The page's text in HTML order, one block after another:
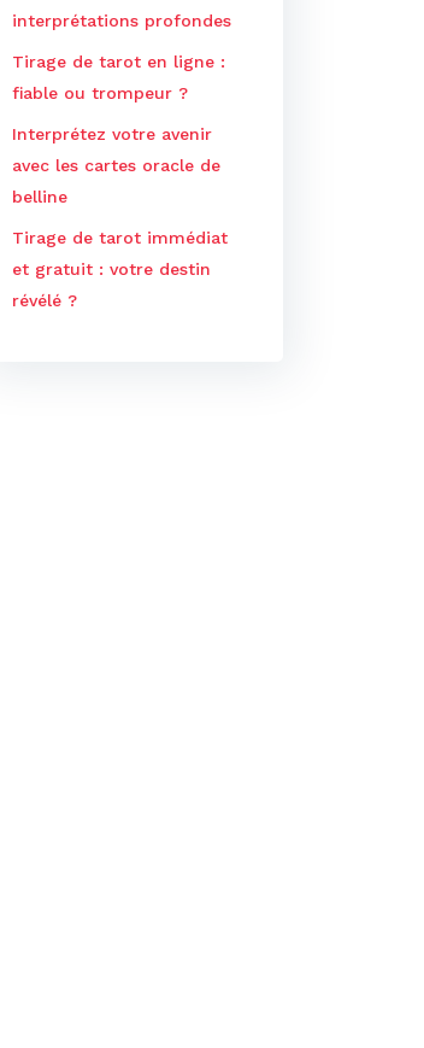
interprétations profondes
Tirage de tarot en ligne :
fiable ou trompeur ?
Interprétez votre avenir
avec les cartes oracle de
belline
Tirage de tarot immédiat
et gratuit : votre destin
révélé ?